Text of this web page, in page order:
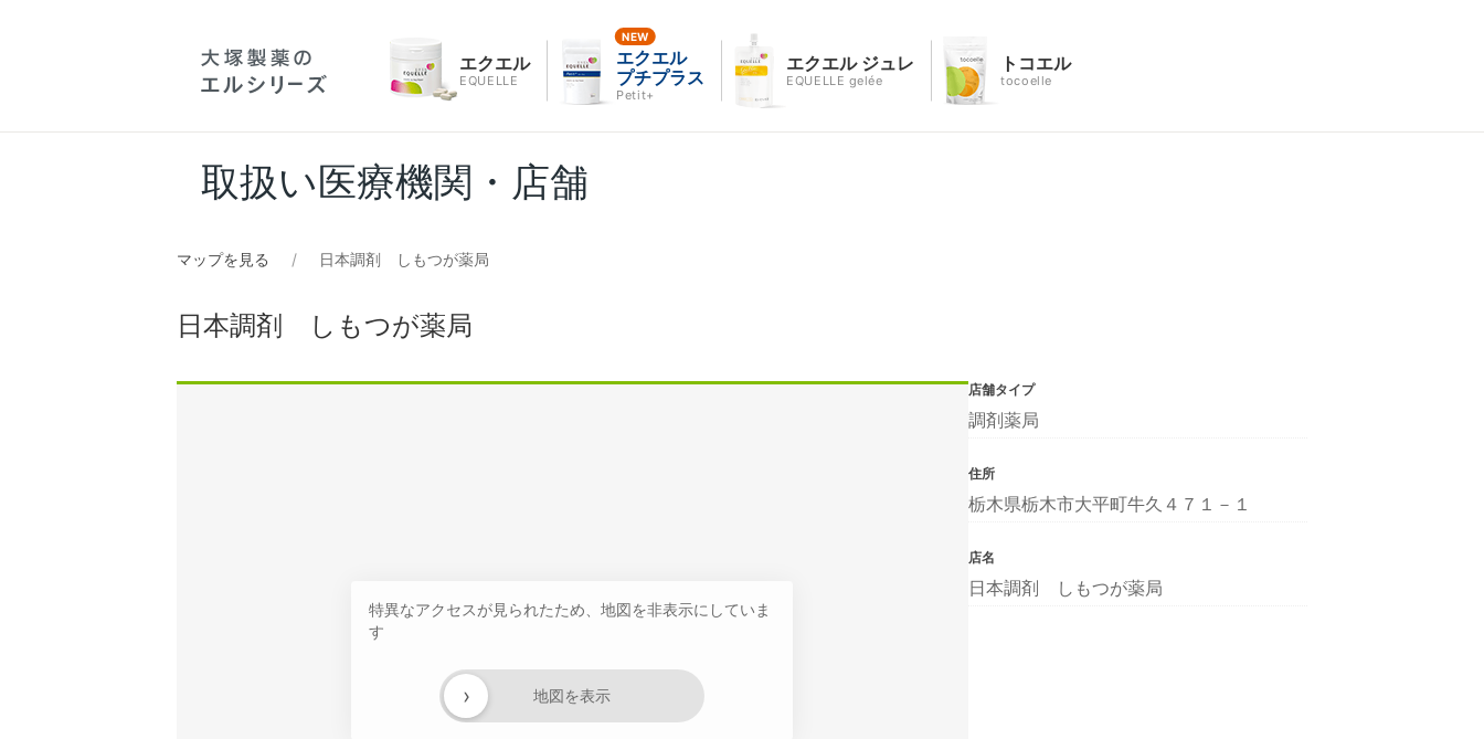
エクエル
EQUELLE
エクエル
プチプラス
Petit+
エクエル ジュレ
EQUELLE gelée
トコエル
tocoelle
取扱い医療機関・店舗
マップを見る 日本調剤 しもつが薬局
日本調剤 しもつが薬局
特異なアクセスが見られたため、地図を非表示にしていま
す
地図を表示
›
店舗タイプ
調剤薬局
住所
栃木県栃木市大平町牛久４７１－１
店名
日本調剤 しもつが薬局